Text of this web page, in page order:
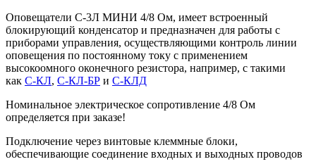
Оповещатели С-3Л МИНИ 4/8 Ом, имеет встроенный
блокирующий конденсатор и предназначен для работы с
приборами управления, осуществляющими контроль линии
оповещения по постоянному току с применением
высокоомного оконечного резистора, например, с такими
как С-КЛ, С-КЛ-БР и С-КЛД
Номинальное электрическое сопротивление 4/8 Ом
определяется при заказе!
Подключение через винтовые клеммные блоки,
обеспечивающие соединение входных и выходных проводов